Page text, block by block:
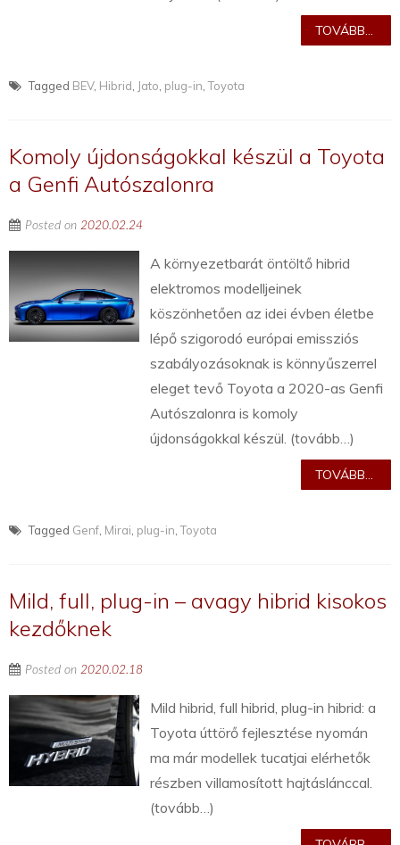
TOVÁBB...
Tagged BEV, Hibrid Jato plug-in ,Toyota
Komoly újdonságokkal készül a Toyota
a Genfi Autószalonra
Posted on 2020.02.24
A környezetbarát öntöltő hibrid
elektromos modelljeinek
köszönhetően az idei évben életbe
lépő szigorodó európai emissziós
szabályozásoknak is könnyűszerrel
eleget tevő Toyota a 2020-as Genfi
Autószalonra is komoly
újdonságokkal készül. (tovább…)
TOVÁBB...
Tagged Genf Mirai plug-in ,Toyota
Mild, full, plug-in – avagy hibrid kisokos
kezdőknek
Posted on 2020.02.18
Mild hibrid, full hibrid, plug-in hibrid: a
Toyota úttörő fejlesztése nyomán
ma már modellek tucatjai elérhetők
részben villamosított hajtáslánccal.
(tovább…)